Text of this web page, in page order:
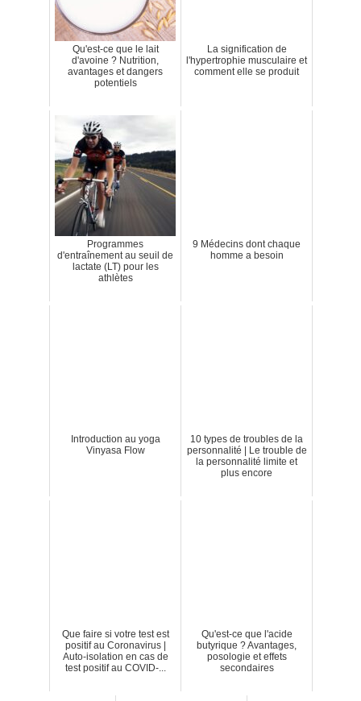
Qu'est-ce que le lait
d'avoine ? Nutrition,
avantages et dangers
potentiels
La signification de
l'hypertrophie musculaire et
comment elle se produit
Programmes
d'entraînement au seuil de
lactate (LT) pour les
athlètes
9 Médecins dont chaque
homme a besoin
Introduction au yoga
Vinyasa Flow
10 types de troubles de la
personnalité | Le trouble de
la personnalité limite et
plus encore
Que faire si votre test est
positif au Coronavirus |
Auto-isolation en cas de
test positif au COVID-...
Qu'est-ce que l'acide
butyrique ? Avantages,
posologie et effets
secondaires